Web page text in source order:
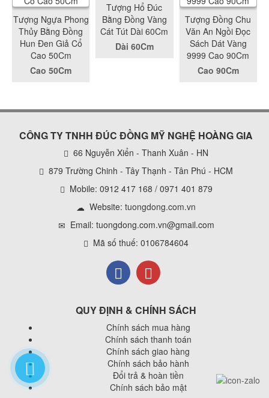
Tượng Ngựa Phong
Thủy Bằng Đồng
Hun Đen Giả Cổ
Cao 50Cm
Cao 50Cm
Tượng Hổ Đúc
Bằng Đồng Vàng
Cát Tút Dài 60Cm
Dài 60Cm
Tượng Đồng Chu
Văn An Ngồi Đọc
Sách Dát Vàng
9999 Cao 90Cm
Cao 90Cm
CÔNG TY TNHH ĐÚC ĐỒNG MỸ NGHỆ HOÀNG GIA
66 Nguyễn Xiển - Thanh Xuân - HN
879 Trường Chinh - Tây Thạnh - Tân Phú - HCM
Mobile: 0912 417 168 / 0971 401 879
Website: tuongdong.com.vn
Email: tuongdong.com.vn@gmail.com
Mã số thuế: 0106784604
QUY ĐỊNH & CHÍNH SÁCH
Chính sách mua hàng
Chính sách thanh toán
Chính sách giao hàng
Chính sách bảo hành
Đổi trả & hoàn tiền
Chính sách bảo mật